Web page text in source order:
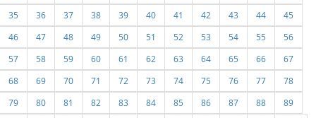
35
36 37 38 39 40 41 42 43 44
45
46
47 48 49 50 51 52 53 54 55
56
57
58 59 60 61 62 63 64 65 66
67
68
69 70 71 72 73 74 75 76 77
78
79
80 81 82 83 84 85 86 87 88
89